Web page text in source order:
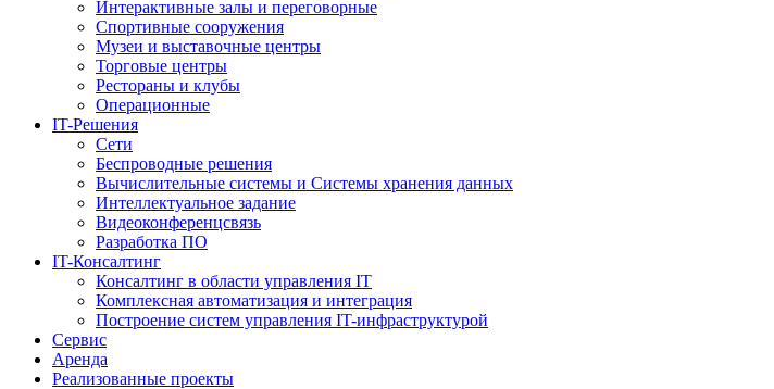
Интерактивные залы и переговорные
Спортивные сооружения
Музеи и выставочные центры
Торговые центры
Рестораны и клубы
Операционные
IT-Решения
Сети
Беспроводные решения
Вычислительные системы и Системы хранения данных
Интеллектуальное задание
Видеоконференцсвязь
Разработка ПО
IT-Консалтинг
Консалтинг в области управления IT
Комплексная автоматизация и интеграция
Построение систем управления IT-инфраструктурой
Сервис
Аренда
Реализованные проекты